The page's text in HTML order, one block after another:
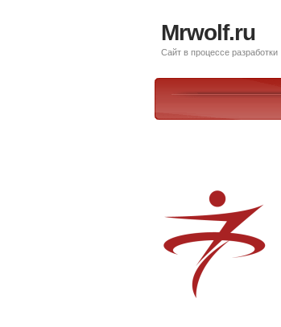
Mrwolf.ru
Сайт в процессе разработки